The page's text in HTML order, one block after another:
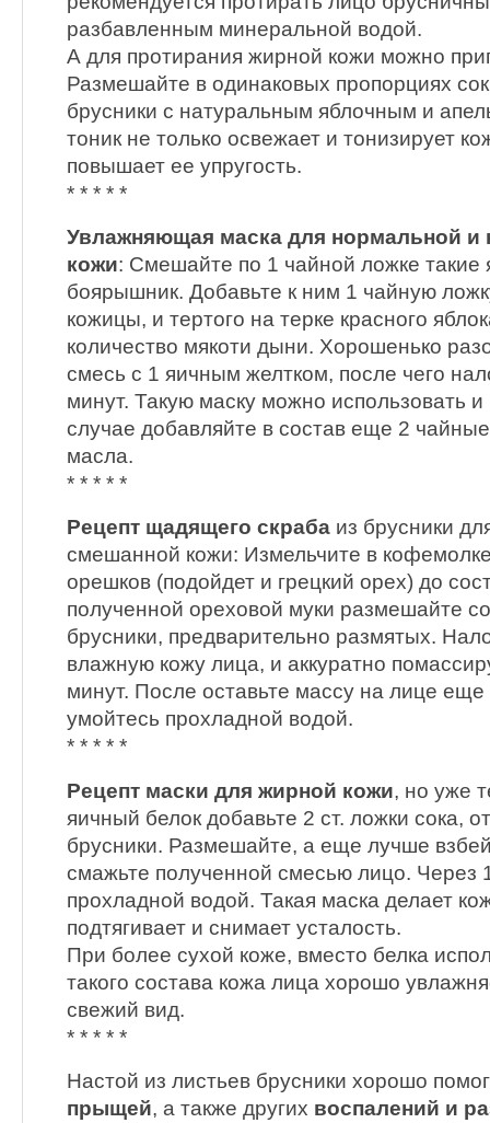
разбавленным минеральной водой.
А для протирания жирной кожи можно
Размешайте в одинаковых пропорциях
брусники с натуральным яблочным и
тоник не только освежает и тонизирует
повышает ее упругость.
* * * * *
Увлажняющая маска для нормальной и
кожи: Смешайте по 1 чайной ложке такие
боярышник. Добавьте к ним 1 чайную
кожицы, и тертого на терке красного
количество мякоти дыни. Хорошенько
смесь с 1 яичным желтком, после чего
минут. Такую маску можно использовать
случае добавляйте в состав еще 2
масла.
* * * * *
Рецепт щадящего скраба из брусники
смешанной кожи: Измельчите в
орешков (подойдет и грецкий орех) до
полученной ореховой муки размешайте
брусники, предварительно размятых.
влажную кожу лица, и аккуратно
минут. После оставьте массу на лице
умойтесь прохладной водой.
* * * * *
Рецепт маски для жирной кожи, но уже
яичный белок добавьте 2 ст. ложки сока,
брусники. Размешайте, а еще лучше
смажьте полученной смесью лицо. Через
прохладной водой. Такая маска делает
подтягивает и снимает усталость.
При более сухой коже, вместо белка
такого состава кожа лица хорошо
свежий вид.
* * * * *
Настой из листьев брусники хорошо
прыщей, а также других воспалений и